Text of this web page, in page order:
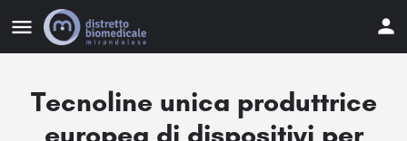
Tecnoline unica produttrice
europea di dispositivi per